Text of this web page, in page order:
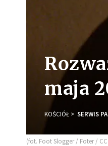
maja
KOŚCIÓŁ SERWIS
(fot. Foot Slogger / Foter / CC